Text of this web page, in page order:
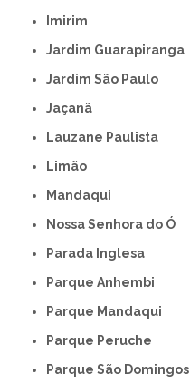
Imirim
Jardim Guarapiranga
Jardim São Paulo
Jaçanã
Lauzane Paulista
Limão
Mandaqui
Nossa Senhora do Ó
Parada Inglesa
Parque Anhembi
Parque Mandaqui
Parque Peruche
Parque São Domingos